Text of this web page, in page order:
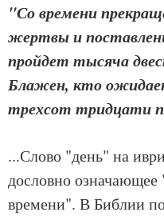
"Со времени
жертвы и
пройдет тысяча
Блажен, кто
трехсот тридцати
...Слово "день" на
дословно
времени". В Библии